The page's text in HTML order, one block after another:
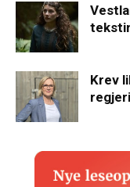
Krev